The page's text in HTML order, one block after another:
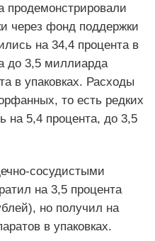
продемонстрировали
через фонд поддержки
на 34,4 процента в
до 3,5 миллиарда
в упаковках. Расходы
то есть редких
на 5,4 процента, до 3,5
на 3,5 процента
но получил на
в упаковках.